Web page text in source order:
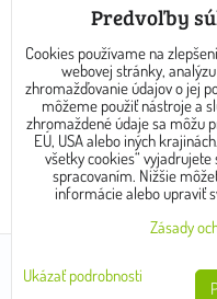
KONTAKT
E-mail: info@dreamtea.sk
tel: 0910 325 889
Copyright © 2017 - 2024
Predvoľby
Cookies používame na
webovej stránky,
zhromažďovanie údajov o jej
môžeme použiť nástroje a
zhromaždené údaje sa môžu
EÚ, USA alebo iných
všetky cookies“
spracovaním. Nižšie
informácie alebo upraviť
Zásady
Ukázať podrobnosti